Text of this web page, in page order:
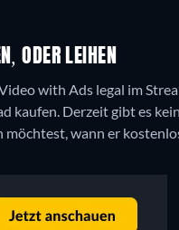
ODER LEIHEN
with Ads legal im
kaufen. Derzeit gibt es
wann er